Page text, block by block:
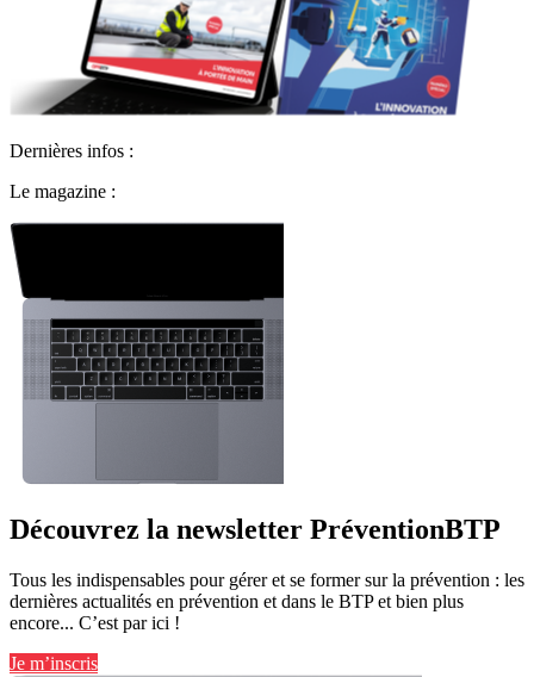
Dernières infos :
Le magazine :
Découvrez la newsletter PréventionBTP
Tous les indispensables pour gérer et se former sur la prévention : les
dernières actualités en prévention et dans le BTP et bien plus
encore... C’est par ici !
Je m’inscris